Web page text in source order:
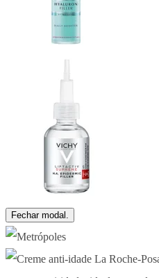
Fechar modal.